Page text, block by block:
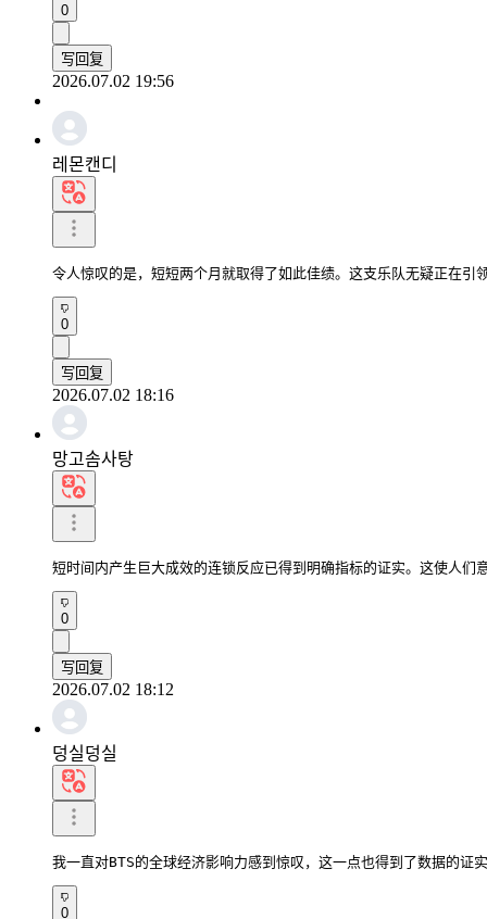
0
写回复
2026.07.02 19:56
레몬캔디
令人惊叹的是，短短两个月就取得了如此佳绩。这支乐队无疑正在引
0
写回复
2026.07.02 18:16
망고솜사탕
短时间内产生巨大成效的连锁反应已得到明确指标的证实。这使人们
0
写回复
2026.07.02 18:12
덩실덩실
我一直对BTS的全球经济影响力感到惊叹，这一点也得到了数据的证
0